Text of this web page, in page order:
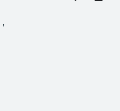
,